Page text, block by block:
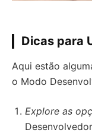
Dicas para
Aqui estão
o Modo
Explore as